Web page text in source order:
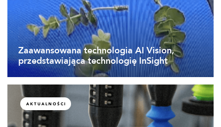
Zaawansowana technologia AI Vision,
przedstawiająca technologię InSight
AKTUALNOŚCI